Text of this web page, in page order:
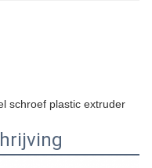
schroef plastic extruder